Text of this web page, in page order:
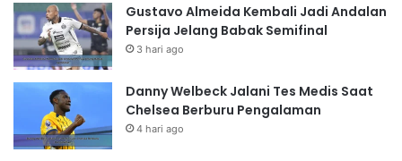
Gustavo Almeida Kembali Jadi Andalan
Persija Jelang Babak Semifinal
3 hari ago
Danny Welbeck Jalani Tes Medis Saat
Chelsea Berburu Pengalaman
4 hari ago